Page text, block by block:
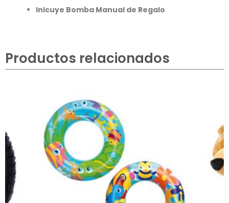
Inlcuye Bomba Manual de Regalo
Productos relacionados